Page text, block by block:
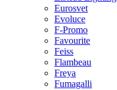
Eurosvet
Evoluce
F-Promo
Favourite
Feiss
Flambeau
Freya
Fumagalli